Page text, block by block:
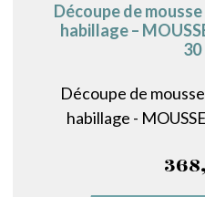
Découpe de
habillage –
30
Découpe de
habillage -